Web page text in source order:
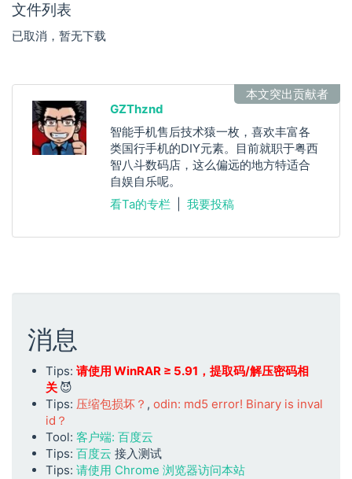
文件列表
已取消，暂无下载
本文突出贡献者
GZThznd
智能手机售后技术猿一枚，喜欢丰富各
类国行手机的DIY元素。目前就职于粤西
智八斗数码店，这么偏远的地方特适合
自娱自乐呢。
看Ta的专栏
我要投稿
消息
Tips: 请使用 WinRAR ≥ 5.91，提取码/解压密码相
关 😈
Tips: 压缩包损坏？ , odin: md5 error! Binary is inval
id？
Tool: 客户端: 百度云
Tips: 百度云 接入测试
Tips: 请使用 Chrome 浏览器访问本站